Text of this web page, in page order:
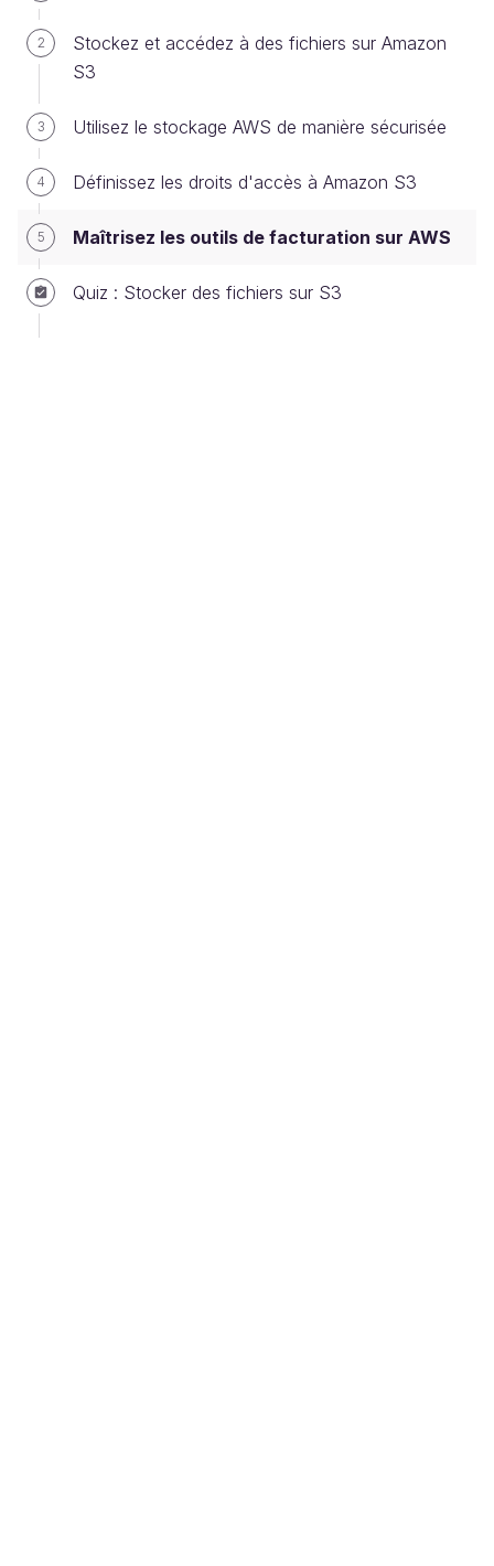
2
Stockez et accédez à des fichiers sur Amazon
S3
3 Utilisez le stockage AWS de manière sécurisée
4 Définissez les droits d'accès à Amazon S3
5 Maîtrisez les outils de facturation sur AWS
Quiz : Stocker des fichiers sur S3
Vous arrivez sur la console principale du service de
facturation. Au centre vous retrouvez le récapitulatif
de vos coûts actuels et prévisionnels, le nombre de